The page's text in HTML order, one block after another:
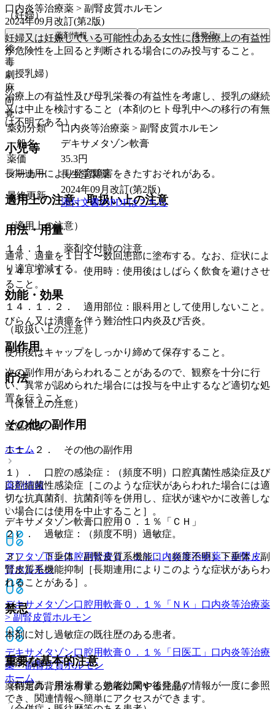
（妊婦）
妊婦又は妊娠している可能性のある女性には治療上の有益性
が危険性を上回ると判断される場合にのみ投与すること。
（授乳婦）
治療上の有益性及び母乳栄養の有益性を考慮し、授乳の継続
又は中止を検討すること（本剤のヒト母乳中への移行の有無
は不明である）。
小児等
長期連用により発育障害をきたすおそれがある。
適用上の注意、取扱い上の注意
（適用上の注意）
１４．１． 薬剤交付時の注意
１４．１．１． 使用時：使用後はしばらく飲食を避けさせ
ること。
１４．１．２． 適用部位：眼科用として使用しないこと。
（取扱い上の注意）
使用後はキャップをしっかり締めて保存すること。
貯法
（保管上の注意）
室温保存。
ホーム
薬剤情報
デキサメタゾン軟膏口腔用０．１％「ＣＨ」
アフタゾロン口腔用軟膏０．１％口内炎等治療薬 > 副腎皮
質ホルモン
デキサメタゾン口腔用軟膏０．１％「ＮＫ」 口内炎等治療薬
> 副腎皮質ホルモン
デキサメタゾン口腔用軟膏０．１％「日医工」 口内炎等治療
薬 > 副腎皮質ホルモン
ホーム
口内炎等治療薬 > 副腎皮質ホルモン
2024年09月改訂(第2版)
薬剤情報 後発品
後
毒
劇
麻
向
覚
薬効分類
口内炎等治療薬 > 副腎皮質ホルモン
一般名
デキサメタゾン軟膏
薬価
35.3円
メーカー
長生堂製薬
最終更新
2024年09月改訂(第2版)
添付文書のPDFはこちら
用法・用量
通常、適量を１日１〜数回患部に塗布する。なお、症状によ
り適宜増減する。
効能・効果
びらん又は潰瘍を伴う難治性口内炎及び舌炎。
副作用
次の副作用があらわれることがあるので、観察を十分に行
い、異常が認められた場合には投与を中止するなど適切な処
置を行うこと。
その他の副作用
１１．２． その他の副作用
１）． 口腔の感染症：（頻度不明）口腔真菌性感染症及び
口腔細菌性感染症［このような症状があらわれた場合には適
切な抗真菌剤、抗菌剤等を併用し、症状が速やかに改善しな
い場合には使用を中止すること］。
２）． 過敏症：（頻度不明）過敏症。
３）． 下垂体・副腎皮質系機能：（頻度不明）下垂体・副
腎皮質系機能抑制［長期連用によりこのような症状があらわ
れることがある］。
禁忌
本剤に対し過敏症の既往歴のある患者。
重要な基本的注意
（特定の背景を有する患者に関する注意）
薬剤情報
薬剤写真、用法用量、効能効果や後発品の情報が一度に参照
でき、関連情報へ簡単にアクセスができます。